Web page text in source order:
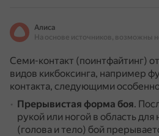
Алиса
Семи-контакт (поинтфайтинг)
видов кикбоксинга, например
контакта, следующими
Прерывистая форма боя.
рукой или ногой в область для
(голова и тело) бой